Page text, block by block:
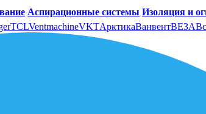
Аспирационные системы Изоляция и
TCLVentmachineVKTАрктикаВанвентВЕЗА